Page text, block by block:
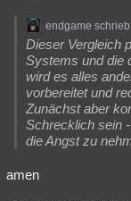
endgame
Dieser Vergleich
Systems und die
wird es alles
vorbereitet und
Zunächst aber
Schrecklich sein
die Angst zu
amen